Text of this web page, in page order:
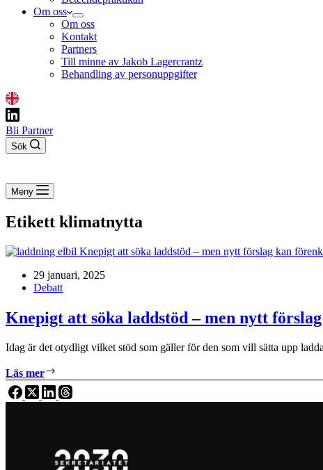
Om oss
Om oss
Kontakt
Partners
Till minne av Jakob Lagercrantz
Behandling av personuppgifter
Bli Partner
Sök
Meny
Etikett klimatnytta
29 januari, 2025
Debatt
Knepigt att söka laddstöd – men nytt
Idag är det otydligt vilket stöd som gäller för den som vill sätta upp
Läs mer
att
söka
förslag